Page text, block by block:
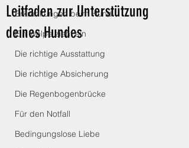
Erkrankungen beim Hund
Ein Welpe zieht ein
Die richtige Ausstattung
Die richtige Absicherung
Die Regenbogenbrücke
Für den Notfall
Bedingungslose Liebe
Leitfaden zur Unterstützung
deines Hundes